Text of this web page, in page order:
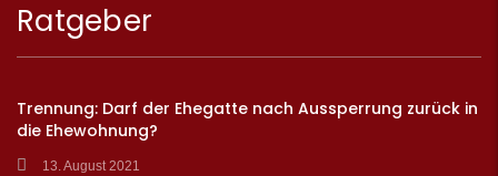
Ratgeber
Trennung: Darf der Ehegatte nach Aussperrung zurück in
die Ehewohnung?
13. August 2021